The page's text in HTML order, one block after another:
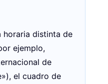
horaria distinta de
ejemplo,
de
el cuadro de